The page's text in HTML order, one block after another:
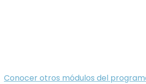
Conocer otros módulos del